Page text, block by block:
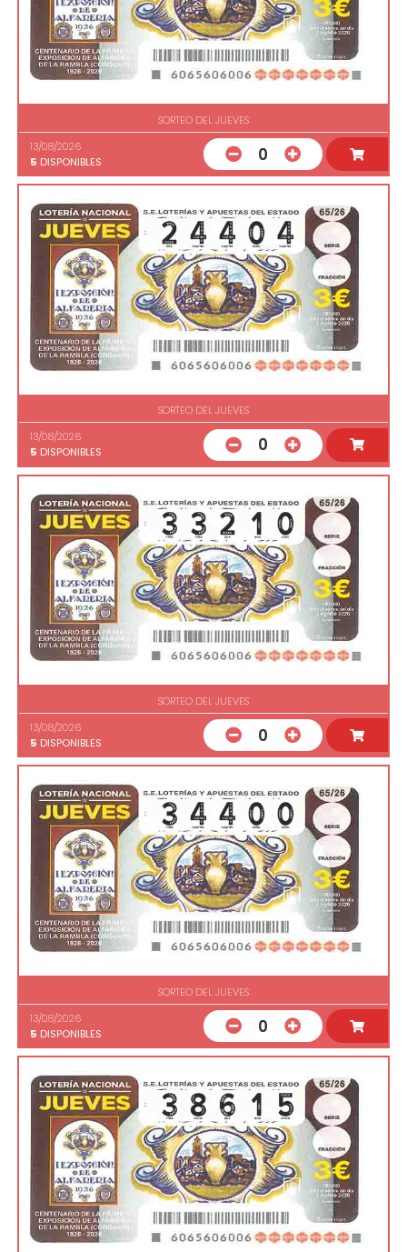
SORTEO DEL JUEVES
13/08/2026
5 DISPONIBLES 0
SORTEO DEL JUEVES
13/08/2026
5 DISPONIBLES 0
SORTEO DEL JUEVES
13/08/2026
5 DISPONIBLES 0
SORTEO DEL JUEVES
13/08/2026
5 DISPONIBLES 0